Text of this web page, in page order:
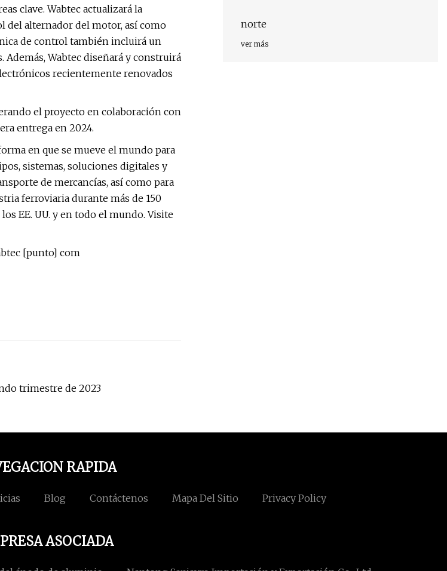
clave. Wabtec actualizará la
del alternador del motor, así como
de control también incluirá un
Wabtec diseñará y construirá
recientemente renovados
el proyecto en colaboración con
entrega en 2024.
en que se mueve el mundo para
sistemas, soluciones digitales y
de mercancías, así como para
ferroviaria durante más de 150
EE. UU. y en todo el mundo. Visite
[punto] com
trimestre de 2023
norte
ver más
RAPIDA
Blog Contáctenos Mapa Del Sitio Privacy Policy
ASOCIADA